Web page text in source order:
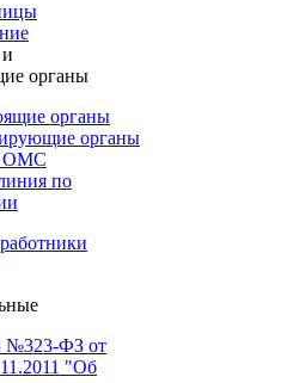
органы
органы
органы
ОМС
по
№323-ФЗ от
"Об